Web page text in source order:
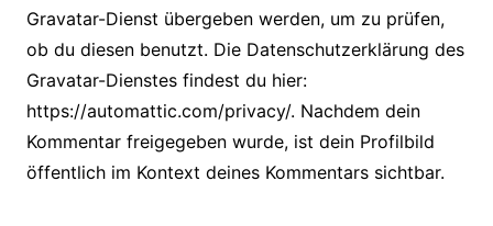
Gravatar-Dienst übergeben werden, um zu prüfen,
ob du diesen benutzt. Die Datenschutzerklärung des
Gravatar-Dienstes findest du hier:
https://automattic.com/privacy/. Nachdem dein
Kommentar freigegeben wurde, ist dein Profilbild
öffentlich im Kontext deines Kommentars sichtbar.